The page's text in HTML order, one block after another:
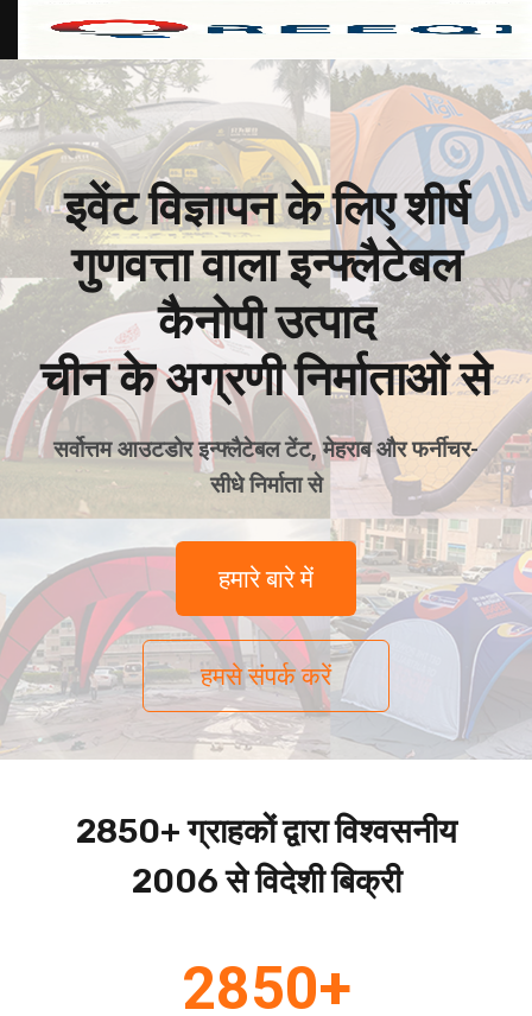
सामग्री
पर
जाएँ
इवेंट विज्ञापन के लिए शीर्ष
गुणवत्ता वाला इन्फ्लैटेबल
कैनोपी उत्पाद
चीन के अग्रणी निर्माताओं से
सर्वोत्तम आउटडोर इन्फ्लैटेबल टेंट, मेहराब और फर्नीचर-
सीधे निर्माता से
हमारे बारे में
हमसे संपर्क करें
2850+ ग्राहकों द्वारा विश्वसनीय
2006 से विदेशी बिक्री
2850+